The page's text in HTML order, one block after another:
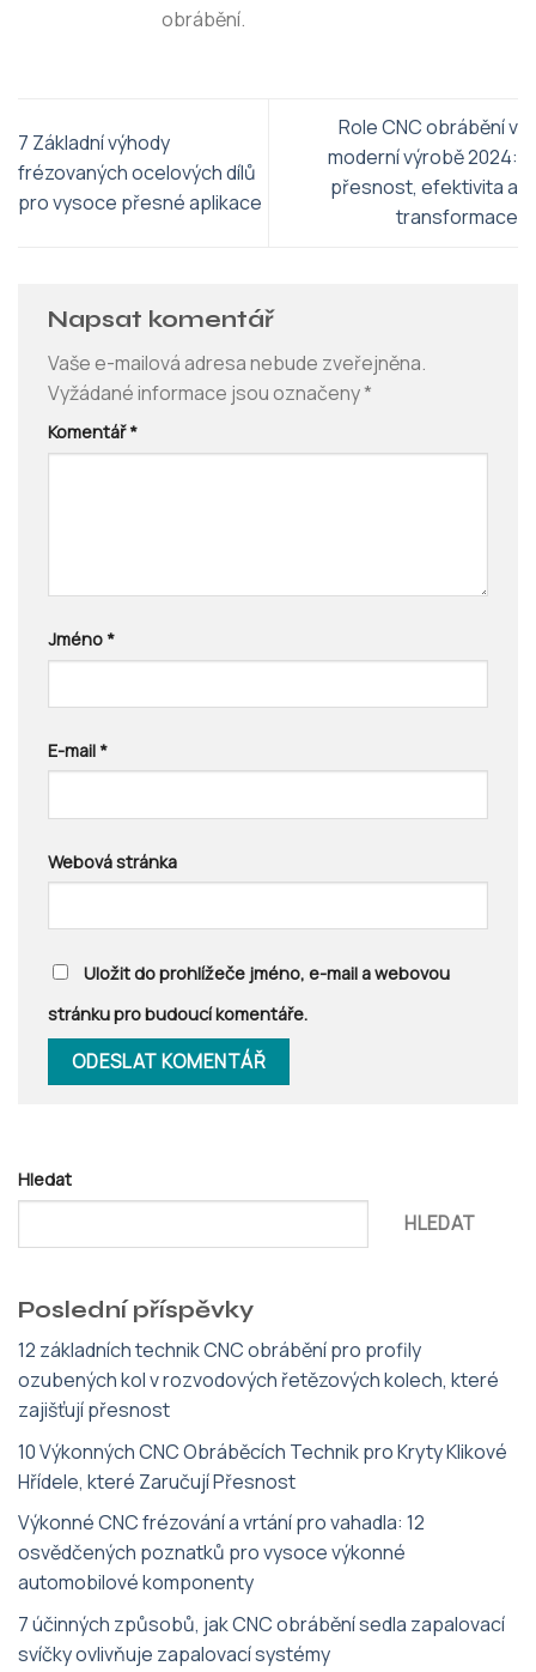
obrábění.
7 Základní výhody
frézovaných ocelových dílů
pro vysoce přesné aplikace
Role CNC obrábění v
moderní výrobě 2024:
přesnost, efektivita a
transformace
Napsat komentář
Vaše e-mailová adresa nebude zveřejněna.
Vyžádané informace jsou označeny*
Komentář*
Jméno *
E-mail *
Webová stránka
Uložit do prohlížeče jméno, e-mail a webovou
stránku pro budoucí komentáře.
Hledat
HLEDAT
Poslední příspěvky
12 základních technik CNC obrábění pro profily
ozubených kol v rozvodových řetězových kolech, které
zajišťují přesnost
10 Výkonných CNC Obráběcích Technik pro Kryty Klikové
Hřídele, které Zaručují Přesnost
Výkonné CNC frézování a vrtání pro vahadla: 12
osvědčených poznatků pro vysoce výkonné
automobilové komponenty
7 účinných způsobů, jak CNC obrábění sedla zapalovací
svíčky ovlivňuje zapalovací systémy